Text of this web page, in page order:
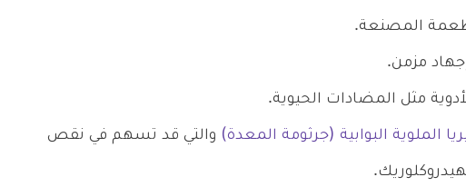
المصنعة.
مزمن.
مثل المضادات الحيوية.
الملوية البوابية (جرثومة المعدة) والتي قد تسهم في نقص